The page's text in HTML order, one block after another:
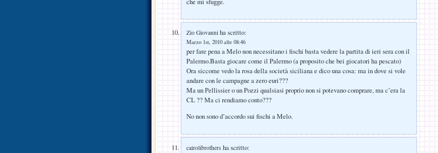
Zio Giovanni ha scritto:
Marzo 1st, 2010 alle 08:46
per fare pena a Melo non necessitano i fischi basta vedere la partita di ieri sera con il
Palermo.Basta giocare come il Palermo (a proposito che bei giocatori ha pescato)
Ora siccome vedo la rosa della società siciliana e dico una cosa: ma in dove si vole
andare con le campagne a zero euri???
Ma un Pellissier o un Pozzi qualsiasi proprio non si potevano comprare, ma c’era la
CL ?? Ma ci rendiamo conto???
No non sono d’accordo sui fischi a Melo.
cairolibrothers ha scritto: